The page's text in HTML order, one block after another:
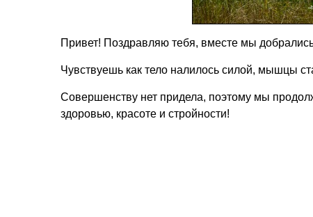
Привет! Поздравляю тебя, вместе мы
Чувствуешь как тело налилось силой, мышцы
Совершенству нет придела, поэтому мы
здоровью, красоте и стройности!